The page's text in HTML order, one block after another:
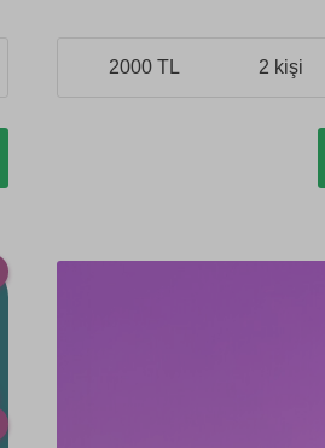
2000 TL 2 kişi